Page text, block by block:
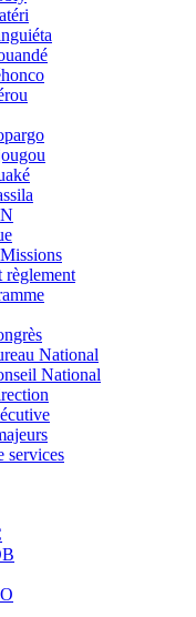
règlement
National
National
services